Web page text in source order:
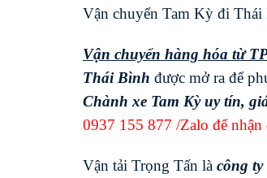
Vận chuyển Tam Kỳ đi Thái
Vận chuyển hàng hóa từ
Thái Bình được mở ra để
Chành xe Tam Kỳ uy tín,
0937 155 877 /Zalo để nhận
Vận tải Trọng Tấn là công